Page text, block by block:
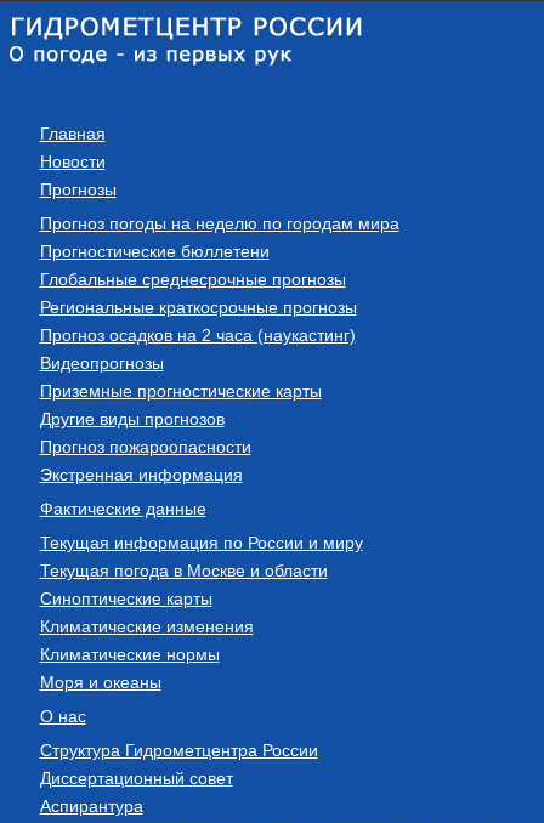
Главная
Новости
Прогнозы
Прогноз погоды на неделю по городам мира
Прогностические бюллетени
Глобальные среднесрочные прогнозы
Региональные краткосрочные прогнозы
Прогноз осадков на 2 часа (наукастинг)
Видеопрогнозы
Приземные прогностические карты
Другие виды прогнозов
Прогноз пожароопасности
Экстренная информация
Фактические данные
Текущая информация по России и миру
Текущая погода в Москве и области
Синоптические карты
Климатические изменения
Климатические нормы
Моря и океаны
О нас
Структура Гидрометцентра России
Диссертационный совет
Аспирантура